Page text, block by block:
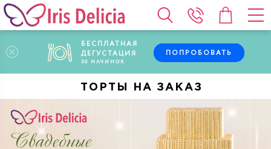
БЕСПЛАТНАЯ
ДЕГУСТАЦИЯ
30 НАЧИНОК
ПОПРОБОВАТЬ
ТОРТЫ НА ЗАКАЗ